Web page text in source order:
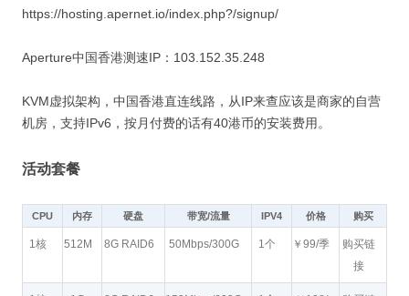
https://hosting.apernet.io/index.php?/signup/
Aperture中国香港测速IP：103.152.35.248
KVM虚拟架构，中国香港直连线路，从IP来查应该是商家的自营
机房，支持IPv6，按月付费的话有40港币的安装费用。
活动套餐
CPU 内存 硬盘 带宽/流量 IPV4 价格 购买
1核 512M 8G RAID6 50Mbps/300G 1个 ￥99/季
购买链
接